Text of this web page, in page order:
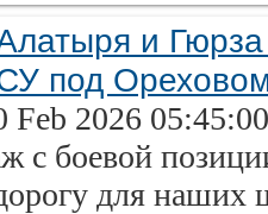
и
под
2026
с боевой
для